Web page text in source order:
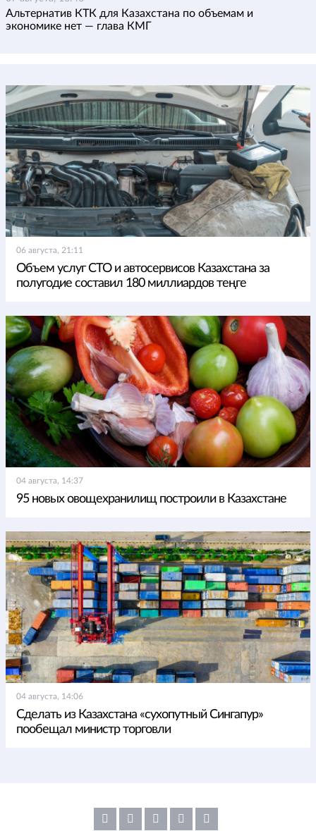
Альтернатив КТК для Казахстана по объемам и
экономике нет — глава КМГ
06 августа, 21:11
Объем услуг СТО и автосервисов Казахстана за
полугодие составил 180 миллиардов теңге
04 августа, 14:37
95 новых овощехранилищ построили в Казахстане
04 августа, 14:06
Сделать из Казахстана «сухопутный Сингапур»
пообещал министр торговли